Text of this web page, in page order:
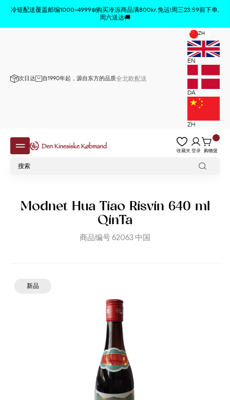
冷链配送覆盖邮编1000–4999❄️购买冷冻商品满800kr.免运!周三23:59前下单,
周六送达🚚
次日达 自1990年起，源自东方的品质全北欧配送
ZH
EN
DA
ZH
收藏夹登录 购物篮
Modnet Hua Tiao Risvin 640 ml
QinTa
商品编号62063 中国
新品
商品已从购物车中删除 x